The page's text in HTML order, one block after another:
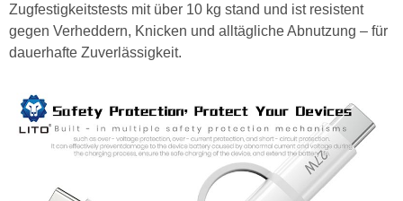
Zugfestigkeitstests mit über 10 kg stand und ist resistent
gegen Verheddern, Knicken und alltägliche Abnutzung – für
dauerhafte Zuverlässigkeit.